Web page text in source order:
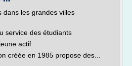
dans les grandes villes
service des étudiants
actif
créée en 1985 propose des...